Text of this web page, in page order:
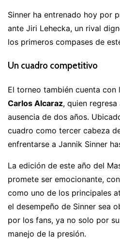
Sinner ha entrenado hoy por
ante Jiri Lehecka, un rival
los primeros compases de
Un cuadro competitivo
El torneo también cuenta
Carlos Alcaraz, quien regresa
ausencia de dos años.
cuadro como tercer cabeza
enfrentarse a Jannik Sinner
La edición de este año del
promete ser emocionante,
como uno de los principales
el desempeño de Sinner sea
por los fans, ya no solo por
manejo de la presión.